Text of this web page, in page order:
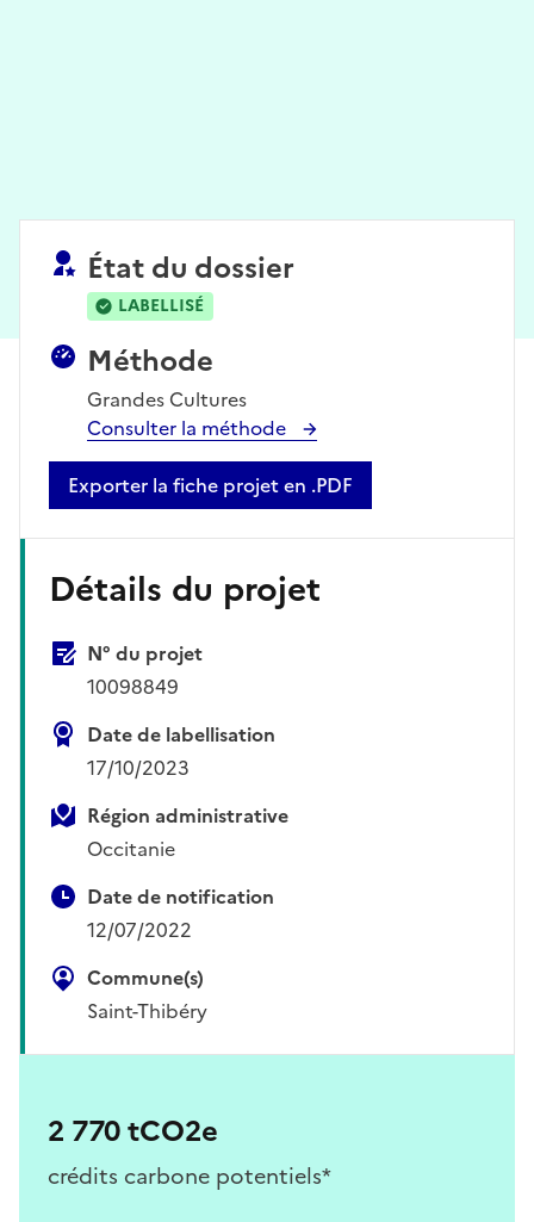
État du dossier
LABELLISÉ
Méthode
Grandes Cultures
Consulter la méthode
Exporter la fiche projet en .PDF
Détails du projet
N° du projet
10098849
Date de labellisation
17/10/2023
Région administrative
Occitanie
Date de notification
12/07/2022
Commune(s)
Saint-Thibéry
2 770 tCO2e
crédits carbone potentiels*